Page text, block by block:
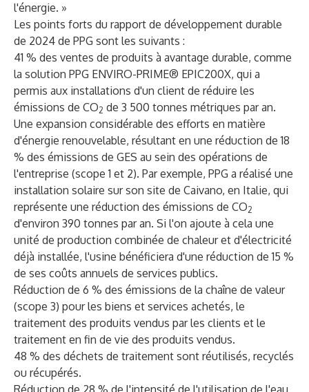
l'énergie. »
Les points forts du rapport de développement durable
de 2024 de PPG sont les suivants :
41 % des ventes de produits à avantage durable, comme
la solution PPG ENVIRO-PRIME® EPIC200X, qui a
permis aux installations d'un client de réduire les
émissions de CO2 de 3 500 tonnes métriques par an.
Une expansion considérable des efforts en matière
d'énergie renouvelable, résultant en une réduction de 18
% des émissions de GES au sein des opérations de
l'entreprise (scope 1 et 2). Par exemple, PPG a réalisé une
installation solaire sur son site de Caivano, en Italie, qui
représente une réduction des émissions de CO2
d'environ 390 tonnes par an. Si l'on ajoute à cela une
unité de production combinée de chaleur et d'électricité
déjà installée, l'usine bénéficiera d'une réduction de 15 %
de ses coûts annuels de services publics.
Réduction de 6 % des émissions de la chaîne de valeur
(scope 3) pour les biens et services achetés, le
traitement des produits vendus par les clients et le
traitement en fin de vie des produits vendus.
48 % des déchets de traitement sont réutilisés, recyclés
ou récupérés.
Réduction de 28 % de l'intensité de l'utilisation de l'eau